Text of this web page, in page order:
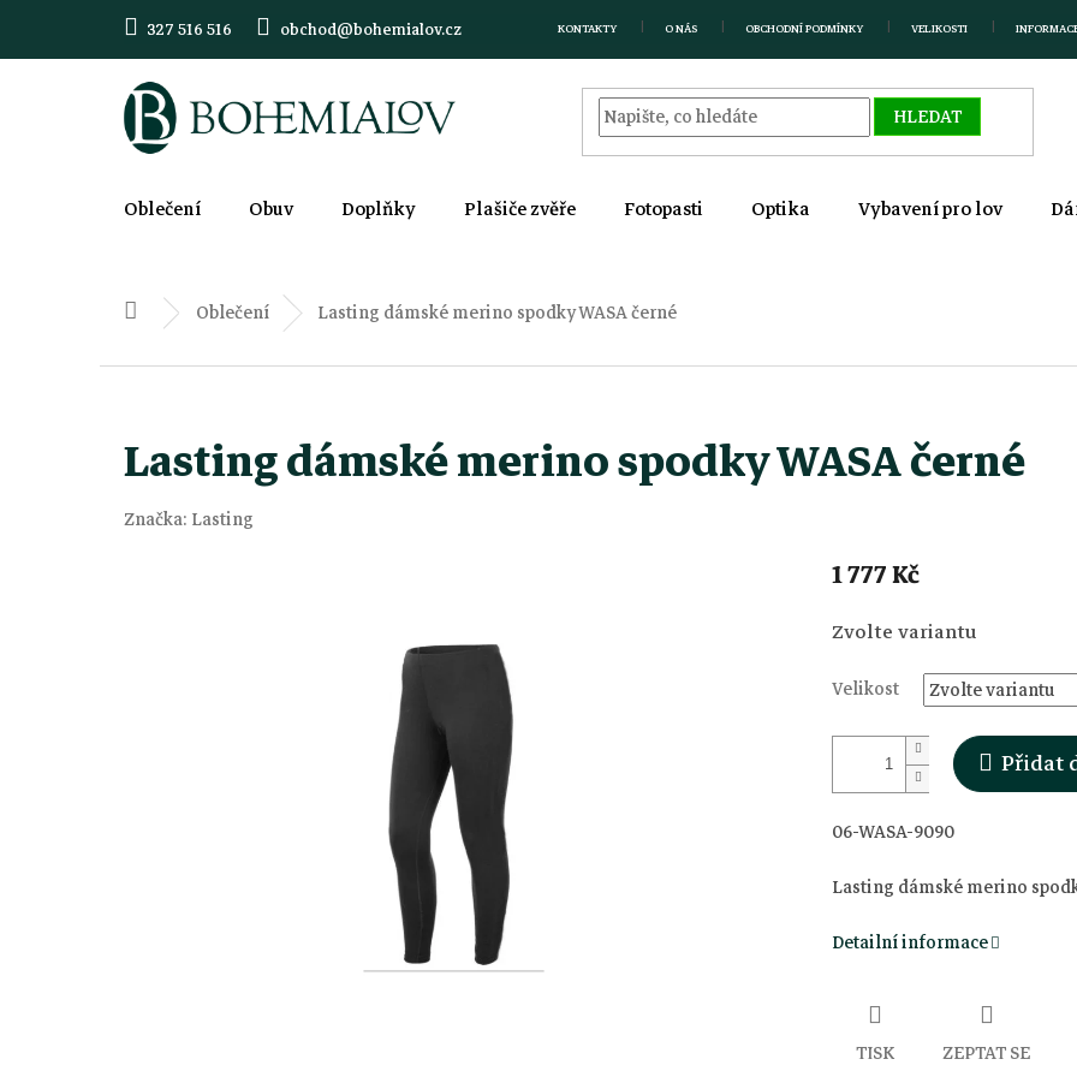
327 516 516 obchod@bohemialov.cz KONTAKTY O NÁS OBCHODNÍ PODMÍNKY VELIKOSTI
HLEDAT
Oblečení Obuv Doplňky Plašiče zvěře Fotopasti Optika Vybavení pro lov
Domů Oblečení Lasting dámské merino spodky WASA černé
Lasting dámské merino spodky WASA černé
Značka: Lasting
1 777 Kč
Měrná
cena:
Zvolte variantu
Velikost
Přidat
06-WASA-9090
Lasting dámské merino
Detailní informace
TISK ZEPTAT SE